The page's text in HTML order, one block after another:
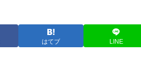
はてブ LINE